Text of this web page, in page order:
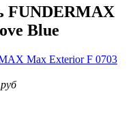
FUNDERMAX
Blue
руб